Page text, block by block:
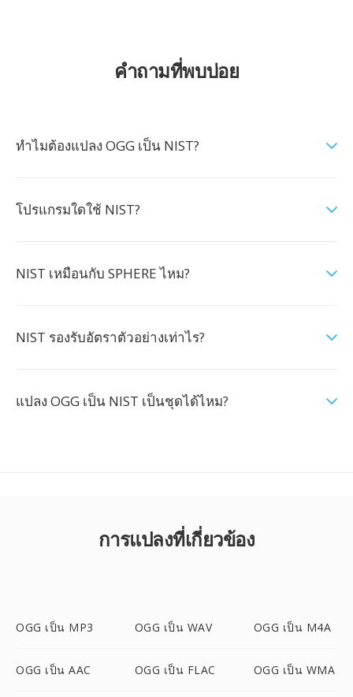
คำถามที่พบบ่อย
ทำไมต้องแปลง OGG เป็น NIST?
โปรแกรมใดใช้ NIST?
NIST เหมือนกับ SPHERE ไหม?
NIST รองรับอัตราตัวอย่างเท่าไร?
แปลง OGG เป็น NIST เป็นชุดได้ไหม?
การแปลงที่เกี่ยวข้อง
OGG เป็น MP3 OGG เป็น WAV OGG เป็น M4A
OGG เป็น AAC OGG เป็น FLAC OGG เป็น WMA